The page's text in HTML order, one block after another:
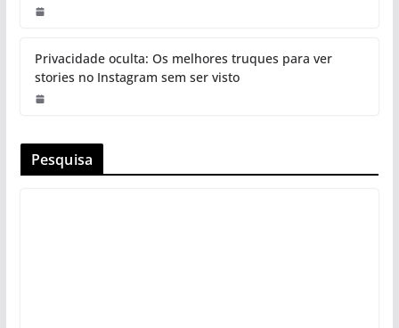
Privacidade oculta: Os melhores truques para ver
stories no Instagram sem ser visto
Pesquisa